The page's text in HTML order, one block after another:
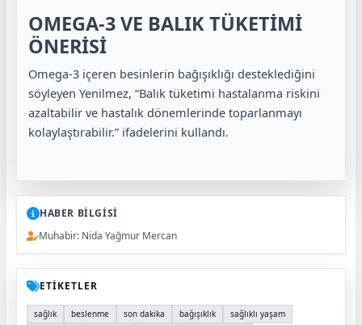
OMEGA-3 VE BALIK TÜKETİMİ
ÖNERİSİ
Omega-3 içeren besinlerin bağışıklığı desteklediğini
söyleyen Yenilmez, “Balık tüketimi hastalanma riskini
azaltabilir ve hastalık dönemlerinde toparlanmayı
kolaylaştırabilir.” ifadelerini kullandı.
HABER BİLGİSİ
Muhabir: Nida Yağmur Mercan
ETİKETLER
sağlık beslenme son dakika bağışıklık
sağlıklı yaşam